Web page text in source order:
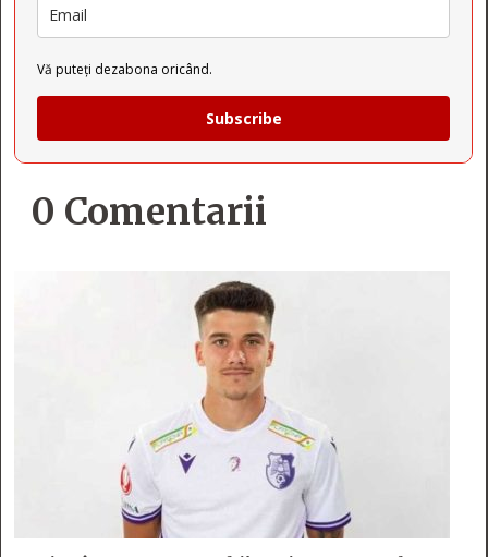
Vă puteți dezabona oricând.
Subscribe
0 Comentarii